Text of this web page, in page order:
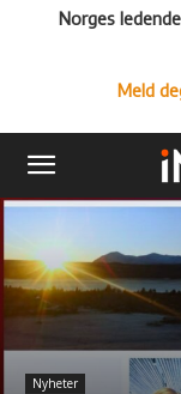
Norges
Meld
Nyheter